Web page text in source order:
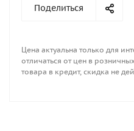
Поделиться
Цена актуальна только для
отличаться от цен в
товара в кредит, скидка не